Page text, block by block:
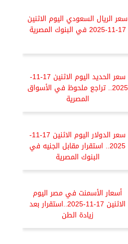
سعر الريال السعودي اليوم الاثنين
17-11-2025 في البنوك المصرية
سعر الحديد اليوم الاثنين 17-11-
2025.. تراجع ملحوظ في الأسواق
المصرية
سعر الدولار اليوم الاثنين 17-11-
2025.. استقرار مقابل الجنيه في
البنوك المصرية
أسعار الأسمنت في مصر اليوم
الاثنين 17-11-2025..استقرار بعد
زيادة الطن